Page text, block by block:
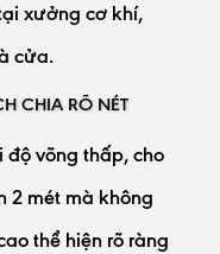
xưởng cơ khí,
cửa.
CHIA RÕ NÉT
võng thấp, cho
2 mét mà không
thể hiện rõ ràng